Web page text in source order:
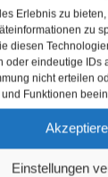
Erlebnis zu
zu
diesen
oder eindeutige IDs
nicht erteilen
Funktionen
Einstellungen
d’acqua
anni (se
adatto per la